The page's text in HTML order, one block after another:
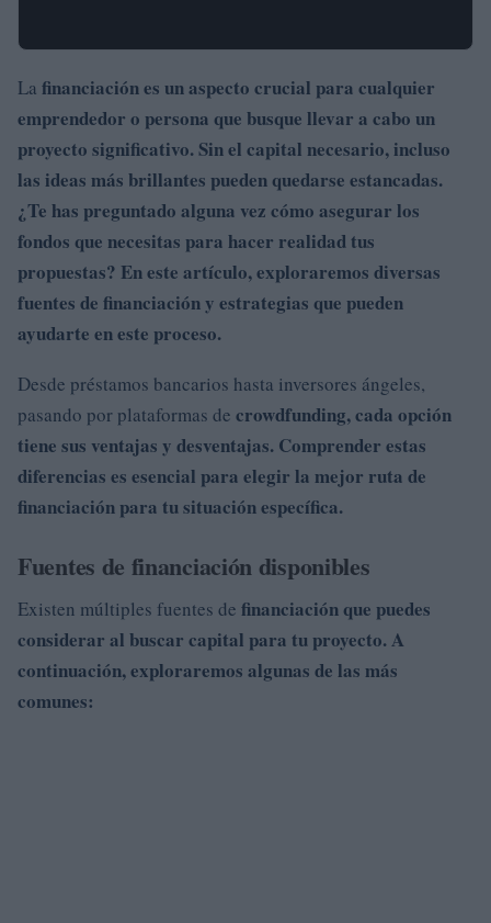
La financiación es un aspecto crucial para cualquier
emprendedor o persona que busque llevar a cabo un
proyecto significativo. Sin el capital necesario, incluso
las ideas más brillantes pueden quedarse estancadas.
¿Te has preguntado alguna vez cómo asegurar los
fondos que necesitas para hacer realidad tus
propuestas? En este artículo, exploraremos diversas
fuentes de financiación y estrategias que pueden
ayudarte en este proceso.
Desde préstamos bancarios hasta inversores ángeles,
pasando por plataformas de crowdfunding, cada opción
tiene sus ventajas y desventajas. Comprender estas
diferencias es esencial para elegir la mejor ruta de
financiación para tu situación específica.
Fuentes de financiación disponibles
Existen múltiples fuentes de financiación que puedes
considerar al buscar capital para tu proyecto. A
continuación, exploraremos algunas de las más
comunes: